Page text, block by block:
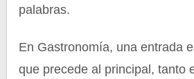
palabras.
En Gastronomía, una entrada
que precede al principal, tanto